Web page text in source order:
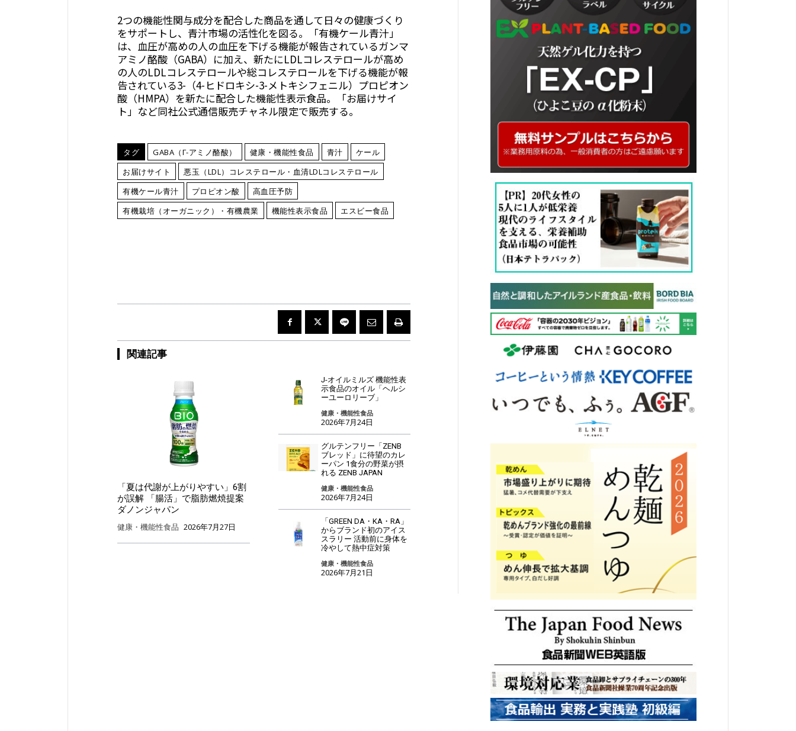
2つの機能性関与成分を配合した商品を通して日々の健康づくり
をサポートし、青汁市場の活性化を図る。「有機ケール青汁」
は、血圧が高めの人の血圧を下げる機能が報告されているガンマ
アミノ酪酸（GABA）に加え、新たにLDLコレステロールが高め
の人のLDLコレステロールや総コレステロールを下げる機能が報
告されている3-（4-ヒドロキシ-3-メトキシフェニル）プロピオン
酸（HMPA）を新たに配合した機能性表示食品。「お届けサイ
ト」など同社公式通信販売チャネル限定で販売する。
タグ GABA（Γ-アミノ酪酸） 健康・機能性食品 青汁
ケール
お届けサイト
悪玉（LDL）コレステロール・血清LDLコレステロール
有機ケール青汁
プロピオン酸
高血圧予防
有機栽培（オーガニック）・有機農業
機能性表示食品 エスビー食品
関連記事
「夏は代謝が上がりやすい」6割
が誤解 「腸活」で脂肪燃焼提案
ダノンジャパン
健康・機能性食品 2026年7月27日
J-オイルミルズ 機能性表
示食品のオイル「ヘルシ
ーユーロリーブ」
健康・機能性食品
2026年7月24日
グルテンフリー「ZENB
ブレッド」に待望のカレ
ーパン 1食分の野菜が摂
れる ZENB JAPAN
健康・機能性食品
2026年7月24日
「GREEN DA・KA・RA」
からブランド初のアイス
スラリー 活動前に身体を
冷やして熱中症対策
健康・機能性食品
2026年7月21日